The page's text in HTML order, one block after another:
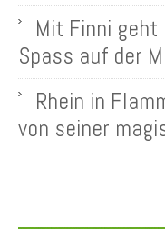
Mit Finni
Spass auf der
Rhein in
von seiner